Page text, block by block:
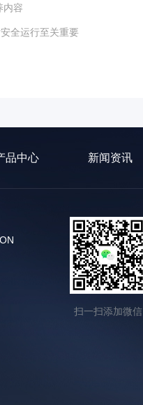
内容
全运行至关重要
品中心 新闻资讯
扫一扫添加微信